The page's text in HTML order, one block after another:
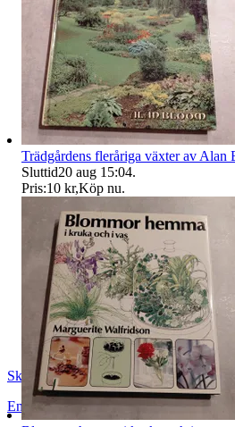
Skopanandersson
Enköping,Sverige
Trädgårdens fleråriga växter av Alan
Sluttid20 aug 15:04.
Pris:10 kr,Köp nu.